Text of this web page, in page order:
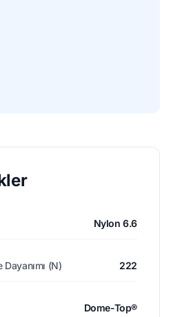
Nylon 6.6
(N) 222
Dome-Top®